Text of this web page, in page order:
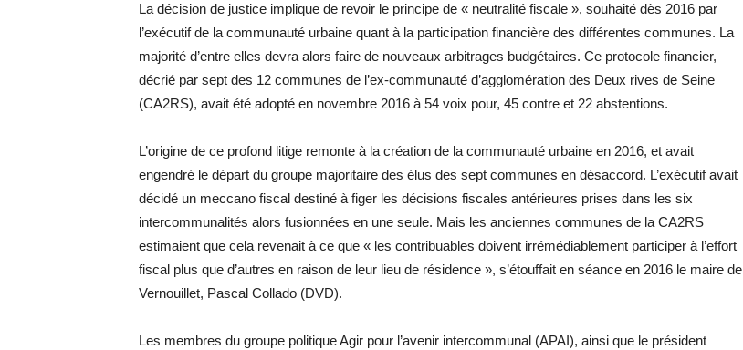
La décision de justice implique de revoir le principe de « neutralité fiscale », souhaité dès 2016 par
l’exécutif de la communauté urbaine quant à la participation financière des différentes communes. La
majorité d’entre elles devra alors faire de nouveaux arbitrages budgétaires. Ce protocole financier,
décrié par sept des 12 communes de l’ex-communauté d’agglomération des Deux rives de Seine
(CA2RS), avait été adopté en novembre 2016 à 54 voix pour, 45 contre et 22 ­abstentions.
L’origine de ce profond litige remonte à la création de la communauté urbaine en 2016, et avait
engendré le départ du groupe majoritaire des élus des sept communes en désaccord. L’exécutif avait
décidé un meccano fiscal destiné à figer les décisions fiscales antérieures prises dans les six
intercommunalités alors fusionnées en une seule. Mais les anciennes communes de la CA2RS
estimaient que cela revenait à ce que « les contribuables doivent irrémédiablement participer à l’effort
fiscal plus que d’autres en raison de leur lieu de résidence », s’étouffait en séance en 2016 le maire de
Vernouillet, Pascal Collado (DVD).
Les membres du groupe politique Agir pour l’avenir intercommunal (APAI), ainsi que le président